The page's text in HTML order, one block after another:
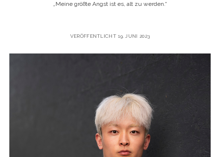
„Meine größte Angst ist es, alt zu werden.“
VERÖFFENTLICHT 19. JUNI 2023